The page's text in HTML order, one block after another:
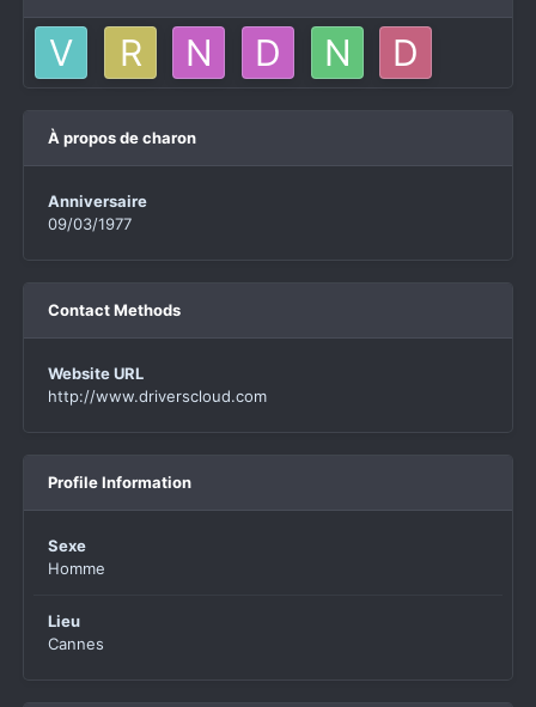
À propos de charon
Anniversaire
09/03/1977
Contact Methods
Website URL
http://www.driverscloud.com
Profile Information
Sexe
Homme
Lieu
Cannes